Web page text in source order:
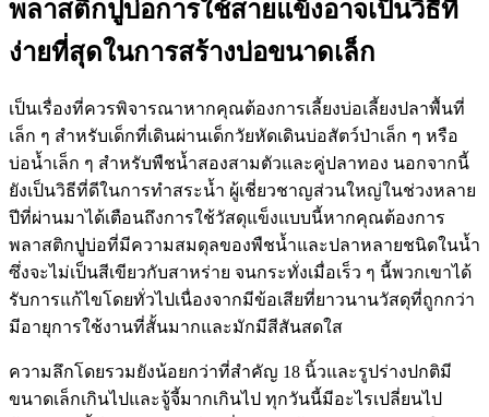
พลาสติกปูบ่อการใช้สายแข็งอาจเป็นวิธีที่
ง่ายที่สุดในการสร้างบ่อขนาดเล็ก
เป็นเรื่องที่ควรพิจารณาหากคุณต้องการเลี้ยงบ่อเลี้ยงปลาพื้นที่
เล็ก ๆ สำหรับเด็กที่เดินผ่านเด็กวัยหัดเดินบ่อสัตว์ป่าเล็ก ๆ หรือ
บ่อน้ำเล็ก ๆ สำหรับพืชน้ำสองสามตัวและคู่ปลาทอง นอกจากนี้
ยังเป็นวิธีที่ดีในการทำสระน้ำ ผู้เชี่ยวชาญส่วนใหญ่ในช่วงหลาย
ปีที่ผ่านมาได้เตือนถึงการใช้วัสดุแข็งแบบนี้หากคุณต้องการ
พลาสติกปูบ่อที่มีความสมดุลของพืชน้ำและปลาหลายชนิดในน้ำ
ซึ่งจะไม่เป็นสีเขียวกับสาหร่าย จนกระทั่งเมื่อเร็ว ๆ นี้พวกเขาได้
รับการแก้ไขโดยทั่วไปเนื่องจากมีข้อเสียที่ยาวนานวัสดุที่ถูกกว่า
มีอายุการใช้งานที่สั้นมากและมักมีสีสันสดใส
ความลึกโดยรวมยังน้อยกว่าที่สำคัญ 18 นิ้วและรูปร่างปกติมี
ขนาดเล็กเกินไปและจู้จี้มากเกินไป ทุกวันนี้มีอะไรเปลี่ยนไป